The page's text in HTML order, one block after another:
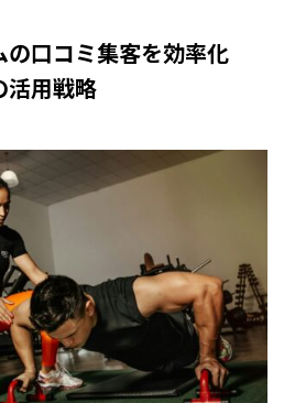
の口コミ集客を効率化
活用戦略